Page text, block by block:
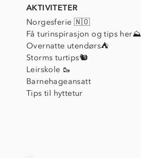
AKTIVITETER
Norgesferie 🇳🇴
Få turinspirasjon og tips her⛰
Overnatte utendørs⛺
Storms turtips🐿️
Leirskole 🥾
Barnehageansatt
Tips til hyttetur